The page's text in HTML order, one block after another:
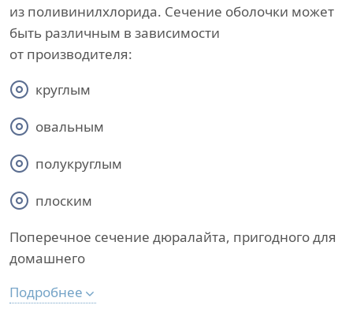
из поливинилхлорида. Сечение оболочки может
быть различным в зависимости
от производителя:
круглым
овальным
полукруглым
плоским
Поперечное сечение дюралайта, пригодного для
домашнего
Подробнее